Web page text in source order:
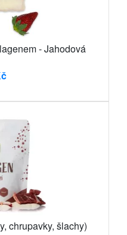
- Jahodová
chrupavky, šlachy)